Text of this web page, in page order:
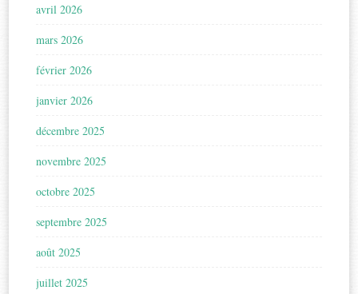
avril 2026
mars 2026
février 2026
janvier 2026
décembre 2025
novembre 2025
octobre 2025
septembre 2025
août 2025
juillet 2025